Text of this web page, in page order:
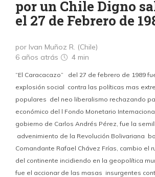
por un Chile Digno
el 27 de Febrero de
por Ivan Muñoz R. (Chile)
6 años atrás
4 min
“El Caracacazo” del 27 de febrero de 1989
explosión social contra las políticas mas
populares del neo liberalismo rechazando
económico del l Fondo Monetario
gobierno de Carlos Andrés Pérez, fue la
advenimiento de la Revolución Bolivariana
Comandante Rafael Chávez Frías, cambio el
del continente incidiendo en la geopolítica
fue el accionar de las masas insurgentes